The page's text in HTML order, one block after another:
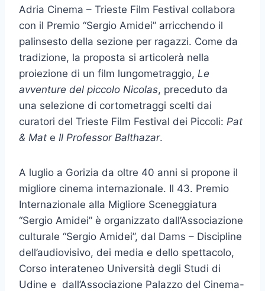
Adria Cinema – Trieste Film Festival collabora
con il Premio “Sergio Amidei” arricchendo il
palinsesto della sezione per ragazzi. Come da
tradizione, la proposta si articolerà nella
proiezione di un film lungometraggio, Le
avventure del piccolo Nicolas, preceduto da
una selezione di cortometraggi scelti dai
curatori del Trieste Film Festival dei Piccoli: Pat
& Mat e Il Professor Balthazar.
A luglio a Gorizia da oltre 40 anni si propone il
migliore cinema internazionale. Il 43. Premio
Internazionale alla Migliore Sceneggiatura
“Sergio Amidei” è organizzato dall’Associazione
culturale “Sergio Amidei”, dal Dams – Discipline
dell’audiovisivo, dei media e dello spettacolo,
Corso interateneo Università degli Studi di
Udine e dall’Associazione Palazzo del Cinema-